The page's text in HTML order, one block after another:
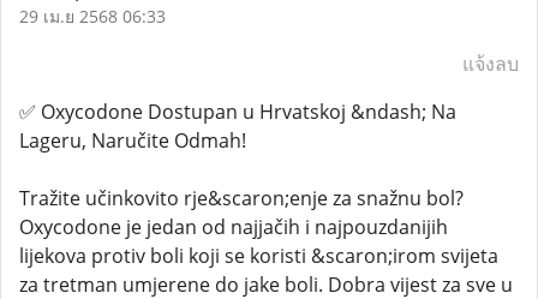
29 เม.ย 2568 06:33
แจ้งลบ
✅ Oxycodone Dostupan u Hrvatskoj &ndash; Na
Lageru, Naručite Odmah!
Tražite učinkovito rje&scaron;enje za snažnu bol?
Oxycodone je jedan od najjačih i najpouzdanijih
lijekova protiv boli koji se koristi &scaron;irom svijeta
za tretman umjerene do jake boli. Dobra vijest za sve u